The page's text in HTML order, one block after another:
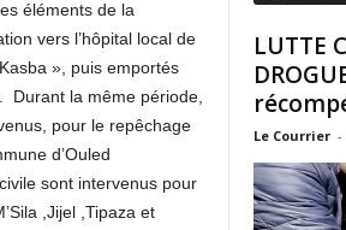
éléments de la
vers l’hôpital local de
», puis emportés
Durant la même période,
pour le repêchage
d’Ouled
sont intervenus pour
,Jijel ,Tipaza et
LUTTE
Le Courrier -